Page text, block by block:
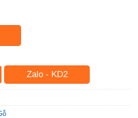
Zalo - KD2